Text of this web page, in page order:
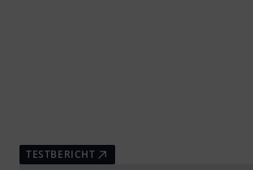
TESTBERICHT